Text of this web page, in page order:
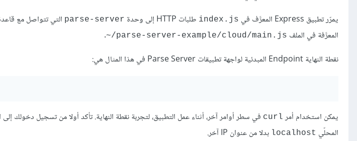
يمرّر تطبيق Express المعرَّف في
index.js طلبات HTTP إلى وحدة parse-server
المعرَّفة في الملف parse-server-example/cloud/main.js/~
.
نقطة النهاية Endpoint المبدئية لواجهة تطبيقات Parse Server في هذا المثال هي:
يمكن استخدام أمر curl في سطر أوامر آخر، أثناء عمل التطبيق، لتجربة نقطة النهاية. تأكد أولا من تسجيل دخولك
المحلّي localhost بدلا من عنوان IP آخر.